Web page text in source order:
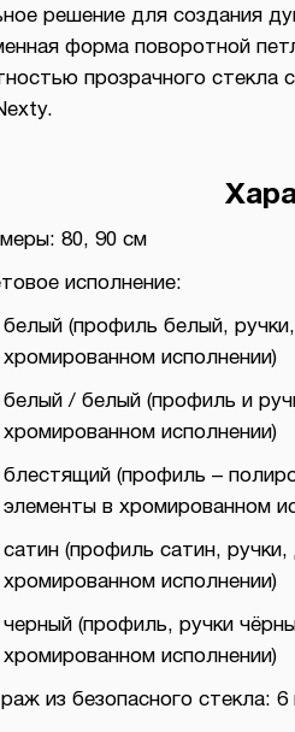
решение для создания
форма поворотной
прозрачного
80, 90 см
исполнение:
белый (профиль белый,
хромированном исполнении)
белый / белый (профиль и
хромированном исполнении)
блестящий (профиль –
элементы в хромированном
сатин (профиль сатин,
хромированном исполнении)
черный (профиль, ручки
хромированном исполнении)
из безопасного стекла: